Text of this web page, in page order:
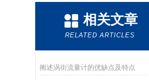
相关文章
RELATED ARTICLES
阐述涡街流量计的优缺点及特点